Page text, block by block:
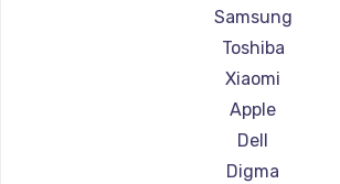
Ремонт ноутбуков LG
Ремонт ноутбуков
Ремонт ноутбуков
Ремонт ноутбуков
Ремонт ноутбуков
Ремонт ноутбуков ZTE
Samsung
Toshiba
Xiaomi
Apple
Dell
Digma